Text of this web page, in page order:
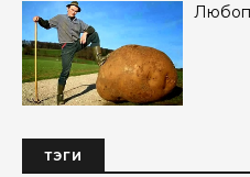
ТЭГИ